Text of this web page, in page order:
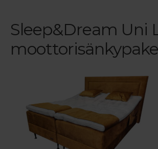
Jenkkisängyn ostajan opas
Blogi – Jenkkisänky
Sleep&Dream Uni